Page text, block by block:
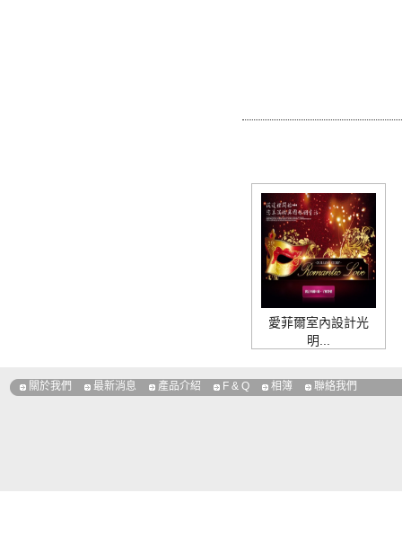
愛菲爾室內設計光
明...
關於我們 最新消息 產品介紹 F & Q 相簿 聯絡我們